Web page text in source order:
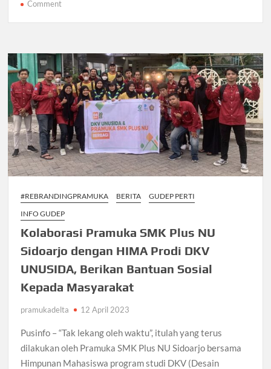
b
o
k
A
p
a
Commenton
Tekad,
Raih
Tujuan
Bersama
Pramuka
Universitas
NU
Sidoarjo
#REBRANDINGPRAMUKA BERITA
GUDEP PERTI
INFO GUDEP
Kolaborasi Pramuka SMK Plus NU
Sidoarjo dengan HIMA Prodi DKV
UNUSIDA, Berikan Bantuan Sosial
Kepada Masyarakat
pramukadelta 12 April 2023
Pusinfo – “Tak lekang oleh waktu”, itulah yang terus
dilakukan oleh Pramuka SMK Plus NU Sidoarjo bersama
Himpunan Mahasiswa program studi DKV (Desain